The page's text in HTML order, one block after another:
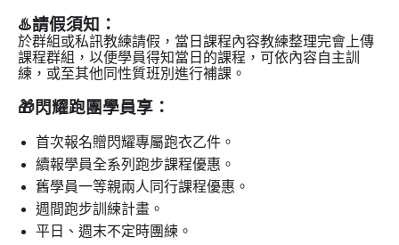
♨️請假須知：
於群組或私訊教練請假，當日課程內容教練整理完會上傳
課程群組，以便學員得知當日的課程，可依內容自主訓
練，或至其他同性質班別進行補課。
🎁閃耀跑團學員享 ：
首次報名贈閃耀專屬跑衣乙件。
續報學員全系列跑步課程優惠。
舊學員一等親兩人同行課程優惠。
週間跑步訓練計畫。
平日、週末不定時團練。